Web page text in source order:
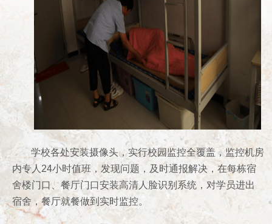
学校各处安装摄像头，实行校园监控全覆盖，监控机房
内专人24小时值班，发现问题，及时通报解决，在每栋宿
舍楼门口、餐厅门口安装高清人脸识别系统，对学员进出
宿舍，餐厅就餐做到实时监控。